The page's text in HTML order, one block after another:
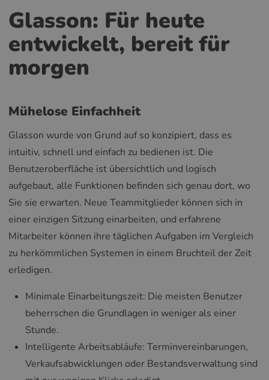
Glasson: Für heute
entwickelt, bereit für
morgen
Mühelose Einfachheit
Glasson wurde von Grund auf so konzipiert, dass es
intuitiv, schnell und einfach zu bedienen ist. Die
Benutzeroberfläche ist übersichtlich und logisch
aufgebaut, alle Funktionen befinden sich genau dort, wo
Sie sie erwarten. Neue Teammitglieder können sich in
einer einzigen Sitzung einarbeiten, und erfahrene
Mitarbeiter können ihre täglichen Aufgaben im Vergleich
zu herkömmlichen Systemen in einem Bruchteil der Zeit
erledigen.
Minimale Einarbeitungszeit: Die meisten Benutzer
beherrschen die Grundlagen in weniger als einer
Stunde.
Intelligente Arbeitsabläufe: Terminvereinbarungen,
Verkaufsabwicklungen oder Bestandsverwaltung sind